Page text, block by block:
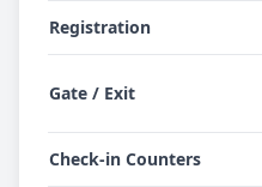
Registration
Gate / Exit
Check-in Counters